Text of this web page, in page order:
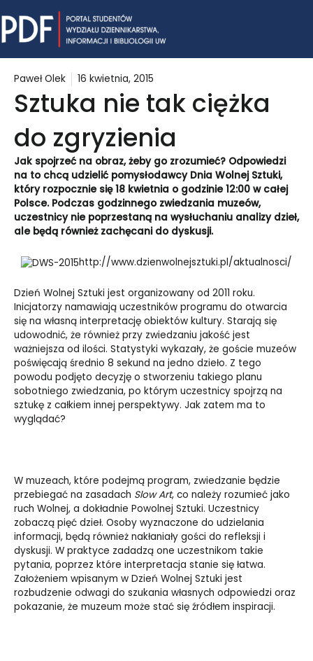
to
content
Paweł Olek 16 kwietnia, 2015
Sztuka nie tak ciężka
do zgryzienia
Jak spojrzeć na obraz, żeby go zrozumieć? Odpowiedzi
na to chcą udzielić pomysłodawcy Dnia Wolnej Sztuki,
który rozpocznie się 18 kwietnia o godzinie 12:00 w całej
Polsce. Podczas godzinnego zwiedzania muzeów,
uczestnicy nie poprzestaną na wysłuchaniu analizy dzieł,
ale będą również zachęcani do dyskusji.
http://www.dzienwolnejsztuki.pl/aktualnosci/
Dzień Wolnej Sztuki jest organizowany od 2011 roku.
Inicjatorzy namawiają uczestników programu do otwarcia
się na własną interpretację obiektów kultury. Starają się
udowodnić, że również przy zwiedzaniu jakość jest
ważniejsza od ilości. Statystyki wykazały, że goście muzeów
poświęcają średnio 8 sekund na jedno dzieło. Z tego
powodu podjęto decyzję o stworzeniu takiego planu
sobotniego zwiedzania, po którym uczestnicy spojrzą na
sztukę z całkiem innej perspektywy. Jak zatem ma to
wyglądać?
W muzeach, które podejmą program, zwiedzanie będzie
przebiegać na zasadach Slow Art, co należy rozumieć jako
ruch Wolnej, a dokładnie Powolnej Sztuki. Uczestnicy
zobaczą pięć dzieł. Osoby wyznaczone do udzielania
informacji, będą również nakłaniały gości do refleksji i
dyskusji. W praktyce zadadzą one uczestnikom takie
pytania, poprzez które interpretacja stanie się łatwa.
Założeniem wpisanym w Dzień Wolnej Sztuki jest
rozbudzenie odwagi do szukania własnych odpowiedzi oraz
pokazanie, że muzeum może stać się źródłem inspiracji.